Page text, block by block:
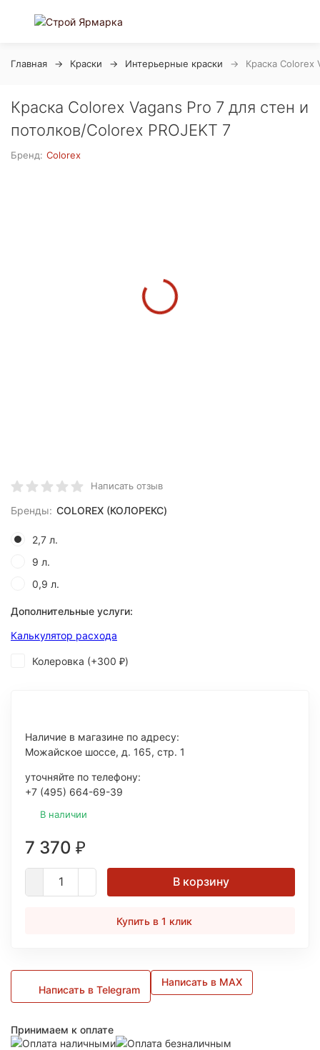
Главная Краски Интерьерные краски Краска Colorex
Краска Colorex Vagans Pro 7 для стен и
потолков/Colorex PROJEKT 7
Бренд: Colorex
Написать отзыв
Бренды: COLOREX (КОЛОРЕКС)
2,7 л.
9 л.
0,9 л.
Дополнительные услуги:
Калькулятор расхода
Колеровка (+300 ₽)
Наличие в магазине по адресу:
Можайское шоссе, д. 165, стр. 1
уточняйте по телефону:
+7 (495) 664-69-39
В наличии
7 370 ₽
В корзину
Купить в 1 клик
Написать в Telegram
Написать в MAX
Принимаем к оплате